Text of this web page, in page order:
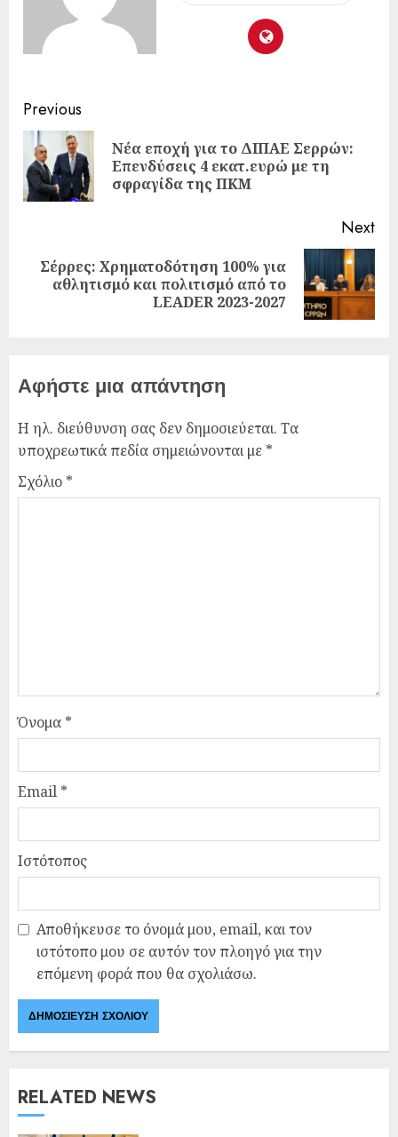
Previous
Νέα εποχή για το ΔΙΠΑΕ Σερρών:
Επενδύσεις 4 εκατ.ευρώ με τη
σφραγίδα της ΠΚΜ
Next
Σέρρες: Χρηματοδότηση 100% για
αθλητισμό και πολιτισμό από το
LEADER 2023-2027
Αφήστε μια απάντηση
Η ηλ. διεύθυνση σας δεν δημοσιεύεται. Τα
υποχρεωτικά πεδία σημειώνονται με *
Σχόλιο *
Όνομα *
Email *
Ιστότοπος
Αποθήκευσε το όνομά μου, email, και τον
ιστότοπο μου σε αυτόν τον πλοηγό για την
επόμενη φορά που θα σχολιάσω.
RELATED NEWS